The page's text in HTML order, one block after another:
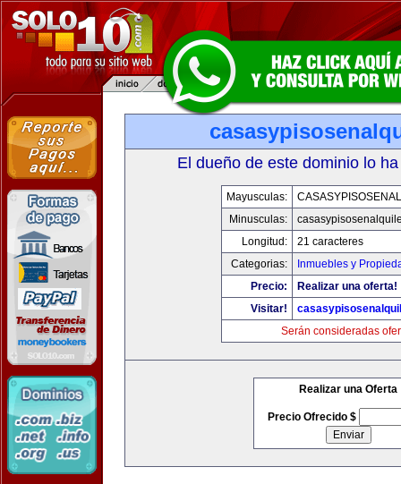
El dueño de este dominio lo
Mayusculas:
Minusculas:
Longitud:
21 caracteres
Categorias:
Inmuebles y
Precio:
Realizar una oferta!
Visitar!
Serán consideradas
Realizar una Oferta
Precio Ofrecido $